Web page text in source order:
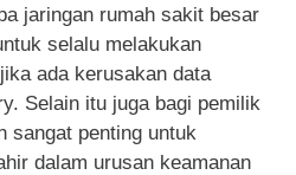
jaringan rumah sakit besar
selalu melakukan
ada kerusakan data
Selain itu juga bagi pemilik
sangat penting untuk
dalam urusan keamanan